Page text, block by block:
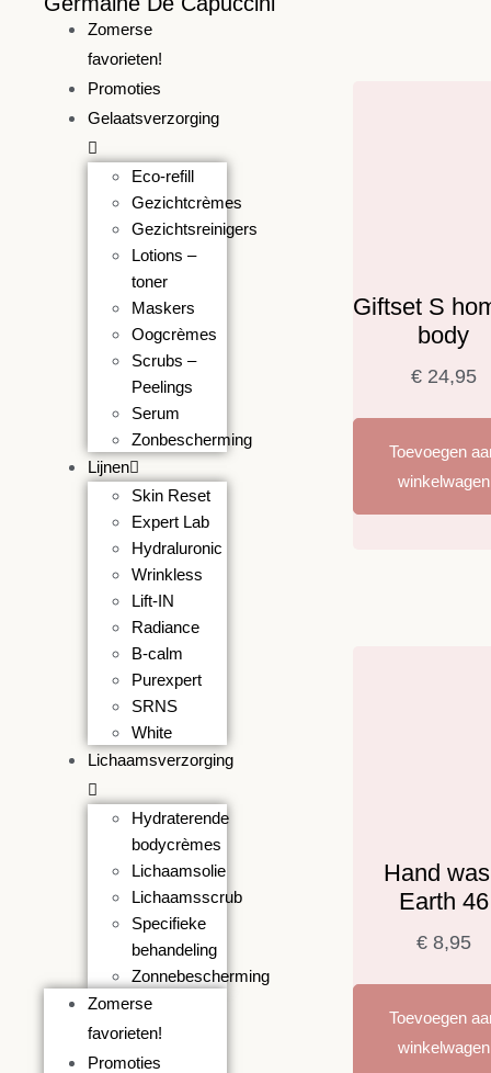
Zomerse
favorieten!
Promoties
Gelaatsverzorging
Eco-refill
Gezichtcrèmes
Gezichtsreinigers
Lotions –
toner
Maskers
Oogcrèmes
Scrubs –
Peelings
Serum
Zonbescherming
Lijnen
Skin Reset
Expert Lab
Hydraluronic
Wrinkless
Lift-IN
Radiance
B-calm
Purexpert
SRNS
White
Lichaamsverzorging
Hydraterende
bodycrèmes
Lichaamsolie
Lichaamsscrub
Specifieke
behandeling
Zonnebescherming
Zomerse
favorieten!
Promoties
Giftset S
body
€24,95
Toevoegen
winkelwagen
Hand
Earth 46
€8,95
Toevoegen
winkelwagen